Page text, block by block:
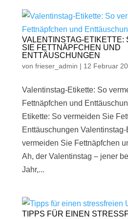
VALENTINSTAG-ETIKETTE:
SIE FETTNÄPFCHEN UND
ENTTÄUSCHUNGEN
von frieser_admin | 12 Februar
Valentinstag-Etikette: So
Fettnäpfchen und
Etikette: So vermeiden Sie
Enttäuschungen
vermeiden Sie Fettnäpfchen
Ah, der Valentinstag – jener
Jahr,...
TIPPS FÜR EINEN